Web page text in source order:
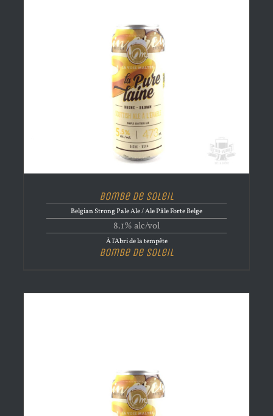
Bombe de Soleil
Belgian Strong Pale Ale / Ale Pâle Forte Belge
8.1% alc/vol
À l'Abri de la tempête
Bombe de Soleil